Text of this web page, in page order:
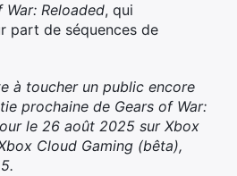
War: Reloaded, qui
part de séquences de
à toucher un public encore
prochaine de Gears of War:
le 26 août 2025 sur Xbox
Cloud Gaming (bêta),